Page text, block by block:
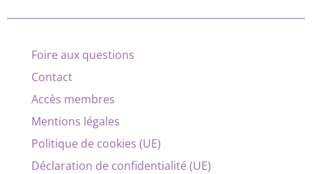
Foire aux questions
Contact
Accès membres
Mentions légales
Politique de cookies (UE)
Déclaration de confidentialité (UE)